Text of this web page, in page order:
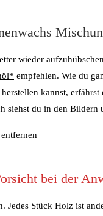
wieder
empfehlen. Wie du
kannst, erfährst
siehst du in den Bildern
bei der
Stück Holz ist